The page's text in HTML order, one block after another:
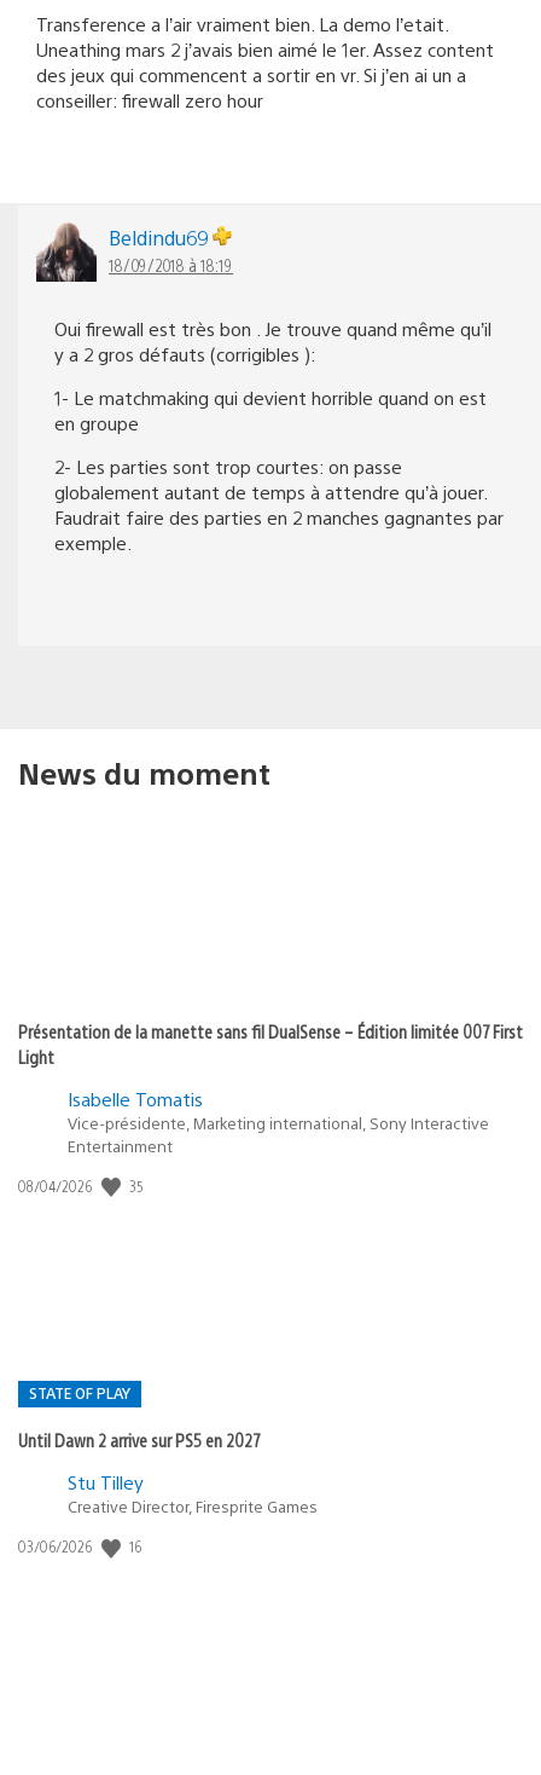
Transference a l’air vraiment bien. La demo l’etait.
Uneathing mars 2 j’avais bien aimé le 1er. Assez content
des jeux qui commencent a sortir en vr. Si j’en ai un a
conseiller: firewall zero hour
Beldindu69
18/09/2018 à 18:19
Oui firewall est très bon . Je trouve quand même qu’il
y a 2 gros défauts (corrigibles ):
1- Le matchmaking qui devient horrible quand on est
en groupe
2- Les parties sont trop courtes: on passe
globalement autant de temps à attendre qu’à jouer.
Faudrait faire des parties en 2 manches gagnantes par
exemple.
News du moment
Présentation de la manette sans fil DualSense – Édition limitée 007 First
Light
Isabelle Tomatis
Vice-présidente, Marketing international, Sony Interactive
Entertainment
Date
08/04/2026 35
STATE OF PLAY
Until Dawn 2 arrive sur PS5 en 2027
Postée
:
Stu Tilley
Creative Director, Firesprite Games
Date
03/06/2026 16